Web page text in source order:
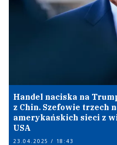
Handel naciska na
z Chin. Szefowie trzech
amerykańskich sieci z
USA
23.04.2025 / 18:43